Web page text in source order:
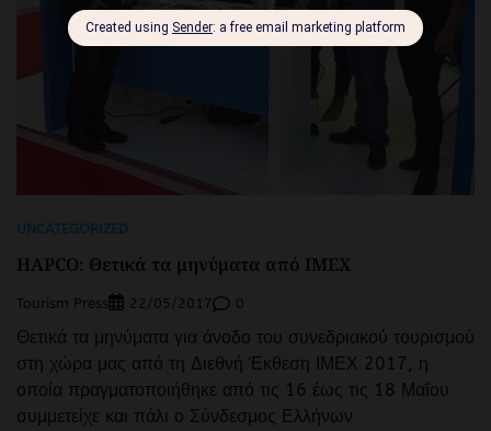
UNCATEGORIZED
HAPCO: Θετικά τα μηνύματα από ΙΜΕΧ
Tourism Press 22/05/2017 0
Θετικά τα μηνύματα για άνοδο του συνεδριακού τουρισμού
στη χώρα μας από τη Διεθνή Έκθεση ΙΜΕΧ 2017, η
οποία πραγματοποιήθηκε από τις 16 έως τις 18 Μαΐου
συμμετείχε και πάλι ο Σύνδεσμος Ελλήνων